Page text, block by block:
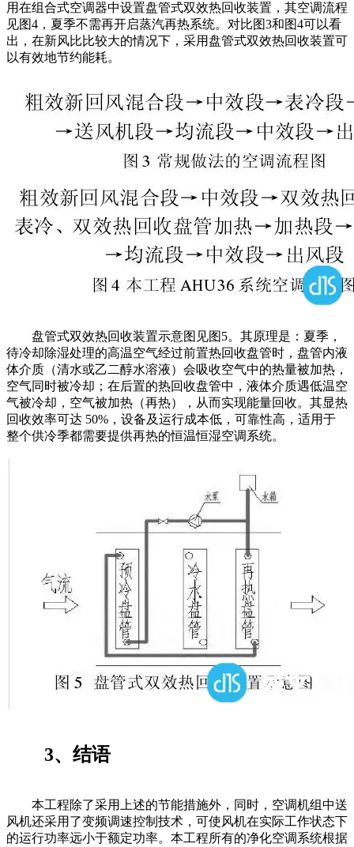
用在组合式空调器中设置盘管式双效热回收装置，其空调流程
见图4，夏季不需再开启蒸汽再热系统。对比图3和图4可以看
出，在新风比比较大的情况下，采用盘管式双效热回收装置可
以有效地节约能耗。
盘管式双效热回收装置示意图见图5。其原理是：夏季，
待冷却除湿处理的高温空气经过前置热回收盘管时，盘管内液
体介质（清水或乙二醇水溶液）会吸收空气中的热量被加热，
空气同时被冷却；在后置的热回收盘管中，液体介质遇低温空
气被冷却，空气被加热（再热），从而实现能量回收。其显热
回收效率可达 50%，设备及运行成本低，可靠性高，适用于
整个供冷季都需要提供再热的恒温恒湿空调系统。
3、结语
本工程除了采用上述的节能措施外，同时，空调机组中送
风机还采用了变频调速控制技术，可使风机在实际工作状态下
的运行功率远小于额定功率。本工程所有的净化空调系统根据